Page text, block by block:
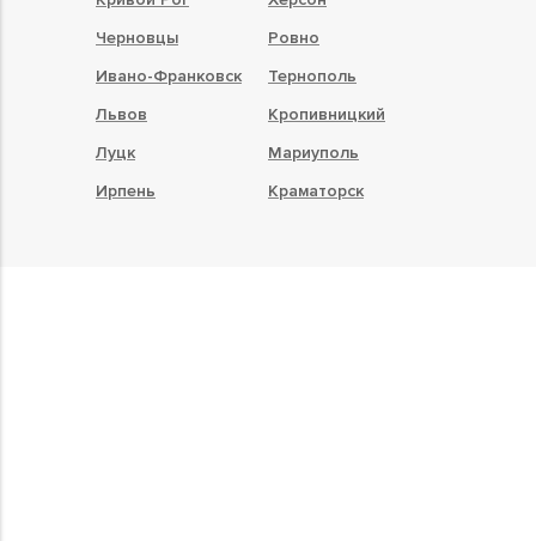
Черновцы
Ровно
Ивано-Франковск
Тернополь
Львов
Кропивницкий
Луцк
Мариуполь
Ирпень
Краматорск